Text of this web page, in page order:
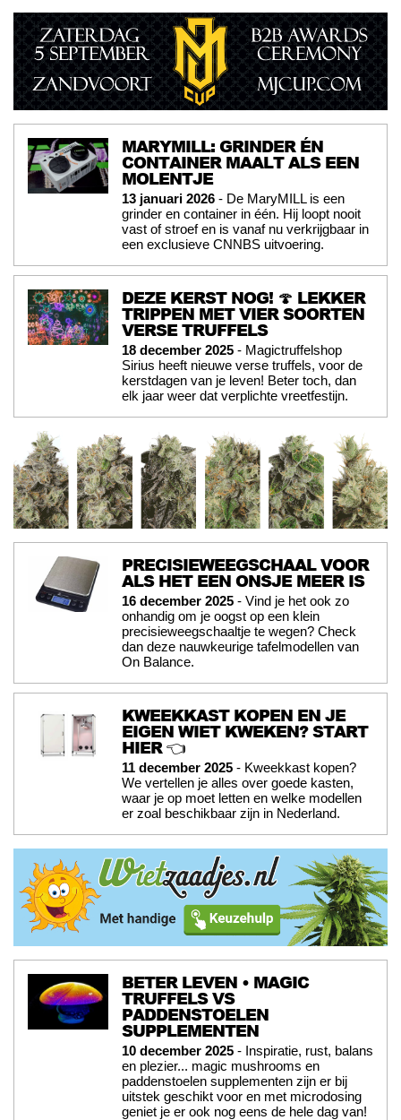
MARYMILL: GRINDER ÉN
CONTAINER MAALT ALS EEN
MOLENTJE
13 januari 2026 - De MaryMILL is een
grinder en container in één. Hij loopt nooit
vast of stroef en is vanaf nu verkrijgbaar in
een exclusieve CNNBS uitvoering.
DEZE KERST NOG! 🍄 LEKKER
TRIPPEN MET VIER SOORTEN
VERSE TRUFFELS
18 december 2025 - Magictruffelshop
Sirius heeft nieuwe verse truffels, voor de
kerstdagen van je leven! Beter toch, dan
elk jaar weer dat verplichte vreetfestijn.
PRECISIEWEEGSCHAAL VOOR
ALS HET EEN ONSJE MEER IS
16 december 2025 - Vind je het ook zo
onhandig om je oogst op een klein
precisieweegschaaltje te wegen? Check
dan deze nauwkeurige tafelmodellen van
On Balance.
KWEEKKAST KOPEN EN JE
EIGEN WIET KWEKEN? START
HIER 👈
11 december 2025 - Kweekkast kopen?
We vertellen je alles over goede kasten,
waar je op moet letten en welke modellen
er zoal beschikbaar zijn in Nederland.
BETER LEVEN • MAGIC
TRUFFELS VS
PADDENSTOELEN
SUPPLEMENTEN
10 december 2025 - Inspiratie, rust, balans
en plezier... magic mushrooms en
paddenstoelen supplementen zijn er bij
uitstek geschikt voor en met microdosing
geniet je er ook nog eens de hele dag van!